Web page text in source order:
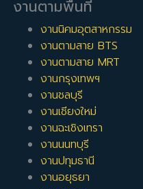
งานตามพื้นที่
งานนิคมอุตสาหกรรม
งานตามสาย BTS
งานตามสาย MRT
งานกรุงเทพฯ
งานชลบุรี
งานเชียงใหม่
งานฉะเชิงเทรา
งานนนทบุรี
งานปทุมธานี
งานอยุธยา